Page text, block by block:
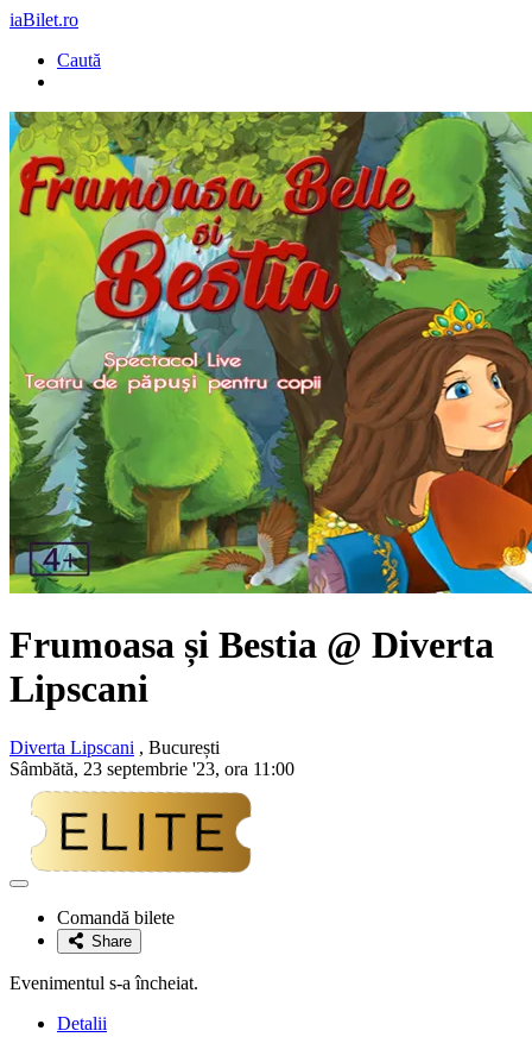
iaBilet.ro
Caută
Frumoasa și Bestia @ Diverta
Lipscani
Diverta Lipscani , București
Sâmbătă, 23 septembrie '23, ora 11:00
Adaugă
favoriteComandă bilete
Share
Evenimentul s-a încheiat.
Detalii